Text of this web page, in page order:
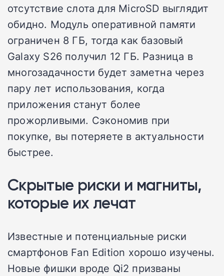
отсутствие слота для MicroSD выглядит
обидно. Модуль оперативной памяти
ограничен 8 ГБ, тогда как базовый
Galaxy S26 получил 12 ГБ. Разница в
многозадачности будет заметна через
пару лет использования, когда
приложения станут более
прожорливыми. Сэкономив при
покупке, вы потеряете в актуальности
быстрее.
Скрытые риски и магниты,
которые их лечат
Известные и потенциальные риски
смартфонов Fan Edition хорошо изучены.
Новые фишки вроде Qi2 призваны